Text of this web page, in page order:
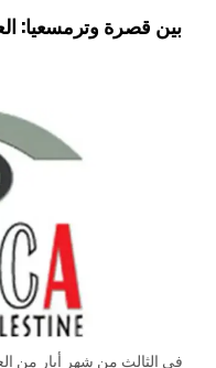
بين قصرة وترمسعيا: